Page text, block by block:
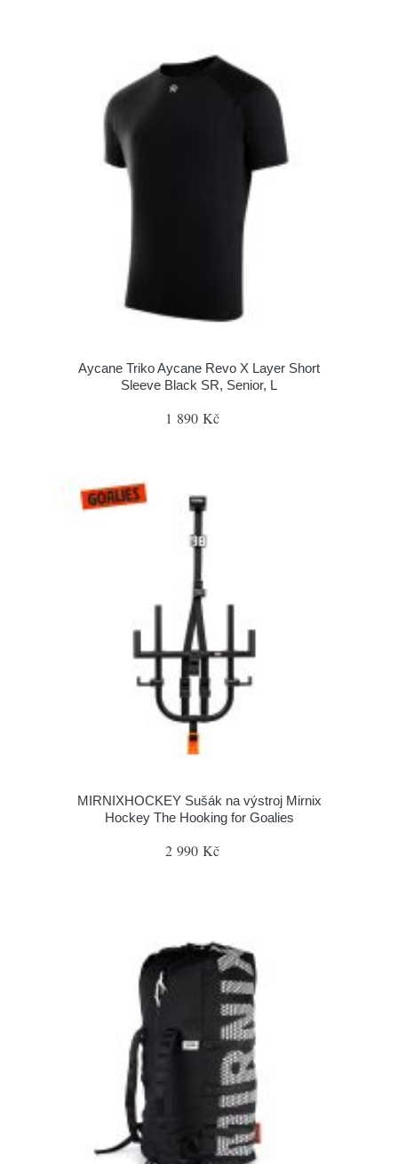
Aycane Triko Aycane Revo X Layer Short
Sleeve Black SR, Senior, L
1 890 Kč
MIRNIXHOCKEY Sušák na výstroj Mirnix
Hockey The Hooking for Goalies
2 990 Kč